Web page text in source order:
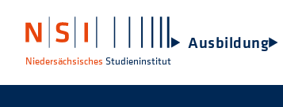
Niedersächsisches Studieninstitut
Ausbildung